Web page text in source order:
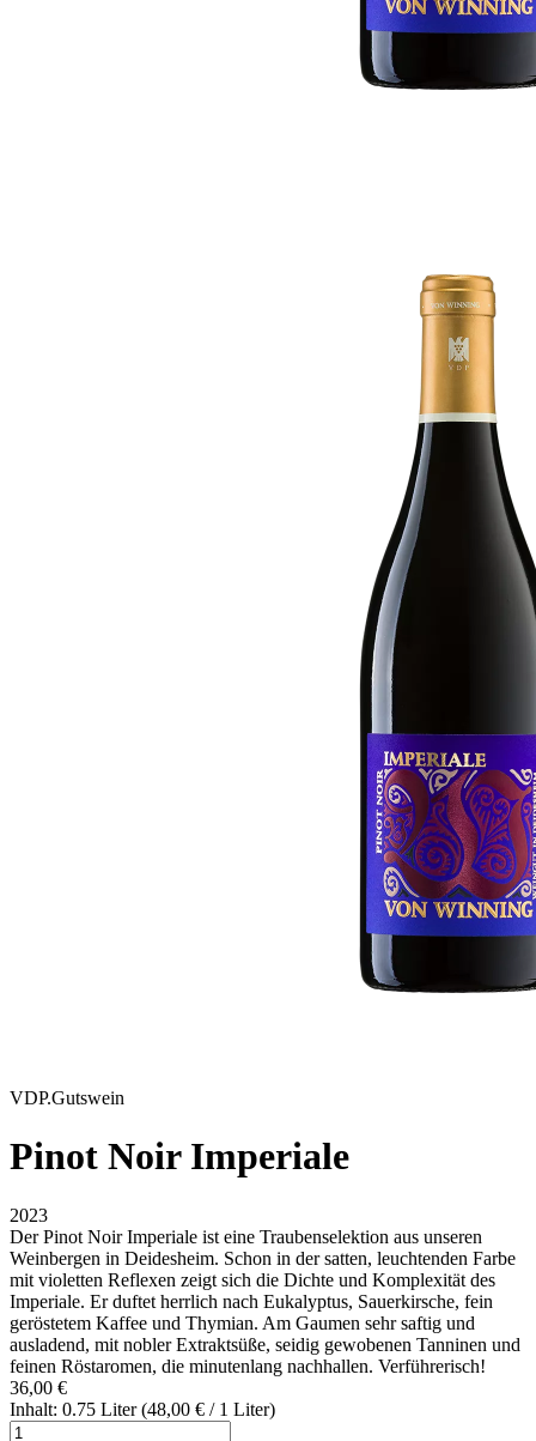
VDP.Gutswein
Pinot Noir Imperiale
2023
Der Pinot Noir Imperiale ist eine Traubenselektion aus unseren
Weinbergen in Deidesheim. Schon in der satten, leuchtenden Farbe
mit violetten Reflexen zeigt sich die Dichte und Komplexität des
Imperiale. Er duftet herrlich nach Eukalyptus, Sauerkirsche, fein
geröstetem Kaffee und Thymian. Am Gaumen sehr saftig und
ausladend, mit nobler Extraktsüße, seidig gewobenen Tanninen und
feinen Röstaromen, die minutenlang nachhallen. Verführerisch!
36,00 €
Inhalt: 0.75 Liter (48,00 € / 1 Liter)